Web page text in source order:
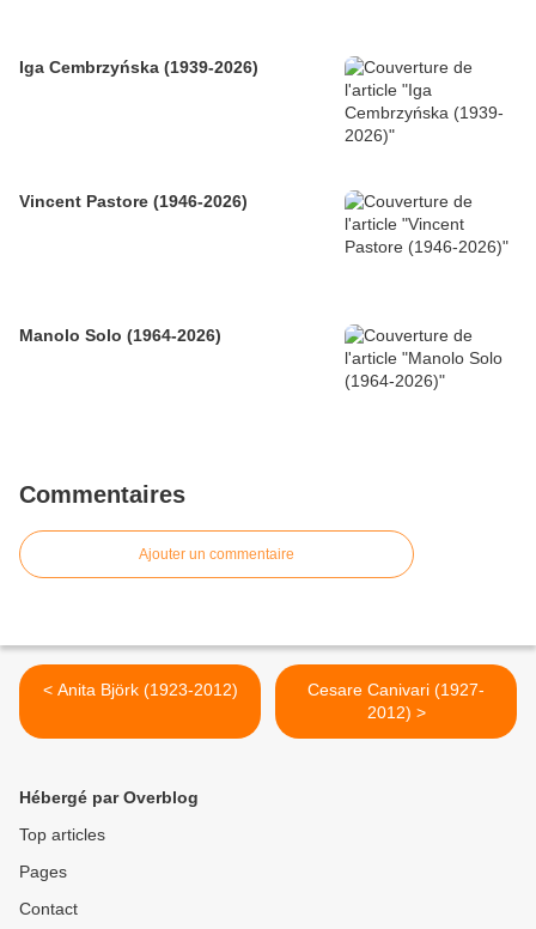
Iga Cembrzyńska (1939-2026)
Vincent Pastore (1946-2026)
Manolo Solo (1964-2026)
Commentaires
Ajouter un commentaire
< Anita Björk (1923-2012)
Cesare Canivari (1927-
2012) >
Hébergé par Overblog
Top articles
Pages
Contact